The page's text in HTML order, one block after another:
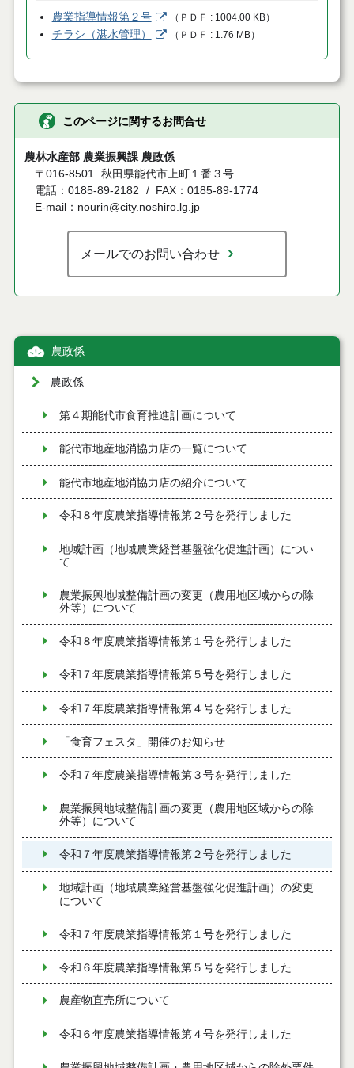
農業指導情報第２号 （ ＰＤＦ 1004.00 KB）
チラシ（湛水管理） （ ＰＤＦ 1.76 MB）
このページに関するお問合せ
農林水産部 農業振興課 農政係
〒016-8501 秋田県能代市上町１番３号
電話：0185-89-2182
FAX：0185-89-1774
E-mail：nourin@city.noshiro.lg.jp
メールでのお問い合わせ
農政係
農政係
第４期能代市食育推進計画について
能代市地産地消協力店の一覧について
能代市地産地消協力店の紹介について
令和８年度農業指導情報第２号を発行しました
地域計画（地域農業経営基盤強化促進計画）につい
て
農業振興地域整備計画の変更（農用地区域からの除
外等）について
令和８年度農業指導情報第１号を発行しました
令和７年度農業指導情報第５号を発行しました
令和７年度農業指導情報第４号を発行しました
「食育フェスタ」開催のお知らせ
令和７年度農業指導情報第３号を発行しました
農業振興地域整備計画の変更（農用地区域からの除
外等）について
令和７年度農業指導情報第２号を発行しました
地域計画（地域農業経営基盤強化促進計画）の変更
について
令和７年度農業指導情報第１号を発行しました
令和６年度農業指導情報第５号を発行しました
農産物直売所について
令和６年度農業指導情報第４号を発行しました